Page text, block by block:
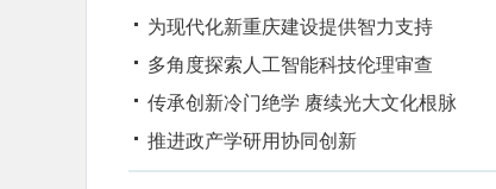
为现代化新重庆建设提供智力支持
多角度探索人工智能科技伦理审查
传承创新冷门绝学 赓续光大文化根脉
推进政产学研用协同创新